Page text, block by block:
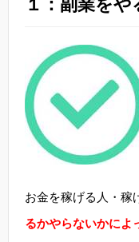
１：副業を
お金を稼げる人・稼
るかやらないかによ